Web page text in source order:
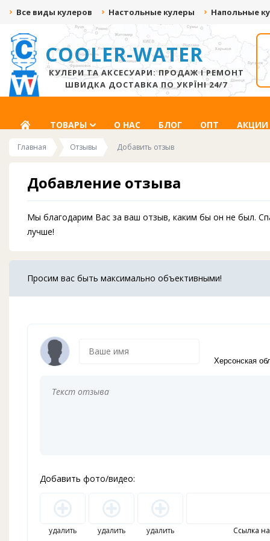
Все виды кулеров Настольные кулеры Напольные
COOLER-WATER
КУЛЕРИ ТА АКСЕСУАРИ: ПРОДАЖ І РЕМОНТ
ШВИДКА ДОСТАВКА ПО УКРЇНІ 24/7
ДАРИМ ДО 500 ГРН
ЗА ВИДЕО С
РАСПАКОВКОЙ!
СКИДКА ДО -20%
ЗА ПОДПИСКУ НА
СОЦ.СЕТИ
ГЛАВНАЯТОВАРЫ О НАС БЛОГ ОПТ АКЦИИ
Главная Отзывы Добавить отзыв
Добавление отзыва
Мы благодарим Вас за ваш отзыв, каким бы он не был.
лучше!
Просим вас быть максимально объективными!
Николаевская обл.
Текст
Заміняти
тегом
Добавить фото/видео:
удалить удалить удалить Ссылка